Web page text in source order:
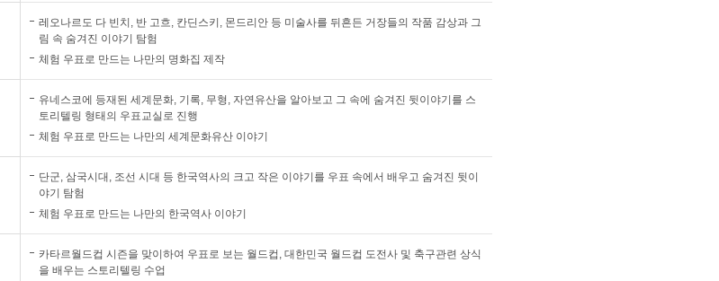
레오나르도 다 빈치, 반 고흐, 칸딘스키, 몬드리안 등 미술사를 뒤흔든 거장들의 작품 감상과 그
림 속 숨겨진 이야기 탐험
체험 우표로 만드는 나만의 명화집 제작
유네스코에 등재된 세계문화, 기록, 무형, 자연유산을 알아보고 그 속에 숨겨진 뒷이야기를 스
토리텔링 형태의 우표교실로 진행
체험 우표로 만드는 나만의 세계문화유산 이야기
단군, 삼국시대, 조선 시대 등 한국역사의 크고 작은 이야기를 우표 속에서 배우고 숨겨진 뒷이
야기 탐험
체험 우표로 만드는 나만의 한국역사 이야기
카타르월드컵 시즌을 맞이하여 우표로 보는 월드컵, 대한민국 월드컵 도전사 및 축구관련 상식
을 배우는 스토리텔링 수업